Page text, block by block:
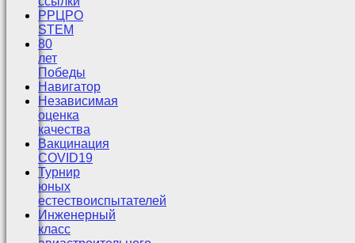
РРЦРО
STEM
80
лет
Победы
Навигатор
Независимая
оценка
качества
Вакцинация
COVID19
Турнир
юных
естествоиспытателей
Инженерный
класс